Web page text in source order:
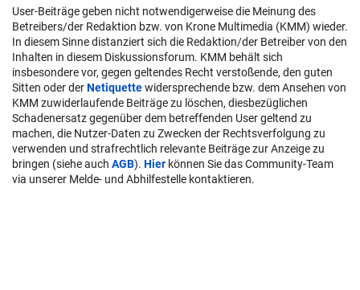
User-Beiträge geben nicht notwendigerweise die Meinung des
Betreibers/der Redaktion bzw. von Krone Multimedia (KMM) wieder.
In diesem Sinne distanziert sich die Redaktion/der Betreiber von den
Inhalten in diesem Diskussionsforum. KMM behält sich
insbesondere vor, gegen geltendes Recht verstoßende, den guten
Sitten oder derNetiquettewidersprechende bzw. dem Ansehen von
KMM zuwiderlaufende Beiträge zu löschen, diesbezüglichen
Schadenersatz gegenüber dem betreffenden User geltend zu
machen, die Nutzer-Daten zu Zwecken der Rechtsverfolgung zu
verwenden und strafrechtlich relevante Beiträge zur Anzeige zu
bringen (siehe auch AGB). Hier können Sie das Community-Team
via unserer Melde- und Abhilfestelle kontaktieren.